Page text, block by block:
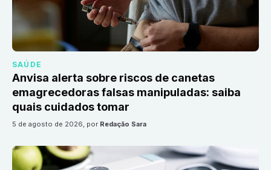
SAÚDE
Anvisa alerta sobre riscos de canetas
emagrecedoras falsas manipuladas: saiba
quais cuidados tomar
5 de agosto de 2026, por Redação Sara